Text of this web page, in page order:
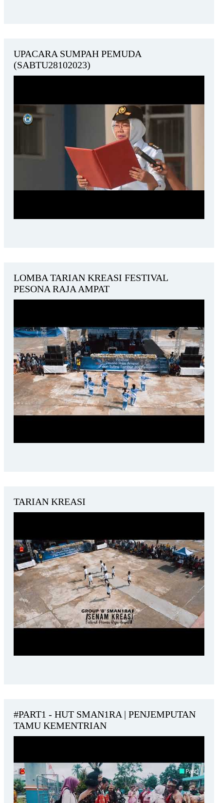
UPACARA SUMPAH PEMUDA
(SABTU28102023)
LOMBA TARIAN KREASI FESTIVAL
PESONA RAJA AMPAT
TARIAN KREASI
#PART1 - HUT SMAN1RA | PENJEMPUTAN
TAMU KEMENTRIAN